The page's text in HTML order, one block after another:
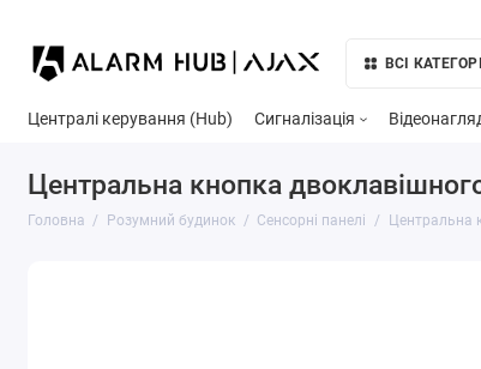
ВСІ КАТЕГОРІЇ
Централі керування (Hub) Сигналізація
Центральна кнопка
Головна Розумний будинок Сенсорні панелі Центральна